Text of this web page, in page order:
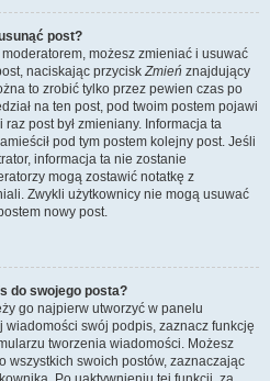
post?
możesz zmieniać i usuwać
naciskając przyciskZmień znajdujący
to zrobić tylko przez pewien czas po
na ten post, pod twoim postem pojawi
post był zmieniany. Informacja ta
pod tym postem kolejny post. Jeśli
informacja ta nie zostanie
mogą zostawić notatkę z
Zwykli użytkownicy nie mogą usuwać
nowy post.
do swojego posta?
go najpierw utworzyć w panelu
wiadomości swój podpis, zaznacz funkcję
tworzenia wiadomości. Możesz
wszystkich swoich postów, zaznaczając